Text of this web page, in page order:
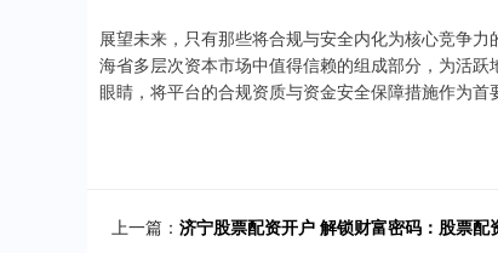
展望未来，只有那些将合规与安全内化为核心竞争
海省多层次资本市场中值得信赖的组成部分，为活
眼睛，将平台的合规资质与资金安全保障措施作为首
上一篇： 济宁股票配资开户 解锁财富密码：股票配